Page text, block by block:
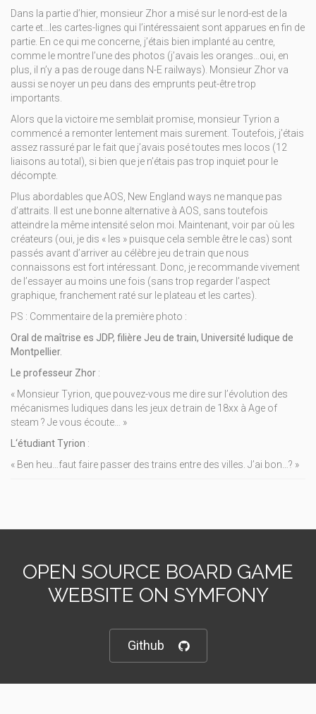
Dans la partie d’hier, monsieur Zhor a misé sur le nord-est de la
carte et…les cartes-lignes qui l’intéressaient sont apparues en fin de
partie. En ce qui me concerne, j’étais bien implanté au centre,
comme le montre l’une des photos (j’avais les oranges…oui, en
plus, il n’y a pas de rouge dans N-E railways). Monsieur Zhor va
aussi se noyer un peu dans des emprunts peut-être trop
importants.
Alors que la victoire me semblait promise, monsieur Tyrion a
commencé a remonter lentement mais surement. Toutefois, j’étais
assez rassuré par le fait que j’avais posé toutes mes locos (12
liaisons au total), si bien que je n’étais pas trop inquiet pour le
décompte.
Plus abordables que AOS, New England ways ne manque pas
d’attraits. Il est une bonne alternative à AOS, sans toutefois
atteindre la même intensité selon moi. Maintenant, voir par où les
créateurs (oui, je dis « les » puisque cela semble être le cas) sont
passés avant d’arriver au célèbre jeu de train que nous
connaissons est fort intéressant. Donc, je recommande vivement
de l’essayer au moins une fois (sans trop regarder l’aspect
graphique, franchement raté sur le plateau et les cartes).
PS : Commentaire de la première photo :
Oral de maîtrise es JDP, filière Jeu de train, Université ludique de
Montpellier.
Le professeur Zhor :
« Monsieur Tyrion, que pouvez-vous me dire sur l’évolution des
mécanismes ludiques dans les jeux de train de 18xx à Age of
steam ? Je vous écoute… »
L‘étudiant Tyrion :
« Ben heu…faut faire passer des trains entre des villes. J’ai bon…? »
OPEN SOURCE BOARD GAME
WEBSITE ON SYMFONY
Github